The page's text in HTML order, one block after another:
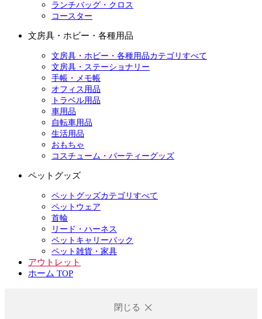
ランチバッグ・クロス
コースター
文房具・ホビー・各種用品
文房具・ホビー・各種用品カテゴリすべて
文房具・ステーショナリー
手帳・メモ帳
オフィス用品
トラベル用品
車用品
自転車用品
生活用品
おもちゃ
コスチューム・パーティーグッズ
ペットグッズ
ペットグッズカテゴリすべて
ペットウェア
首輪
リード・ハーネス
ペットキャリーバック
ペット雑貨・家具
アウトレット
ホーム TOP
閉じる